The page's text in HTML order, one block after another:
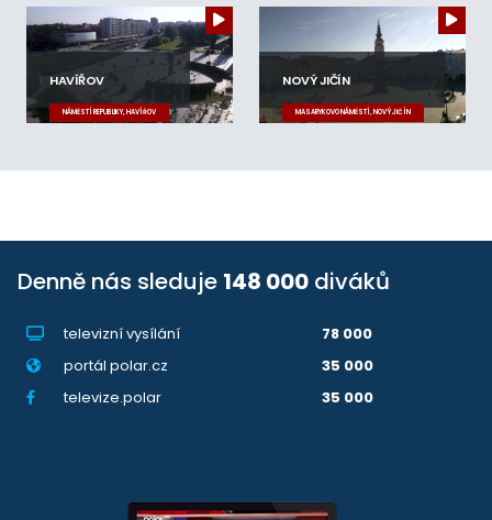
HAVÍŘOV
NÁMĚSTÍ REPUBLIKY, HAVÍŘOV
NOVÝ JIČÍN
MASARYKOVO NÁMĚSTÍ, NOVÝ JIČÍN
Denně nás sleduje 148 000 diváků
televizní vysílání
78 000
portál polar.cz
35 000
televize.polar
35 000